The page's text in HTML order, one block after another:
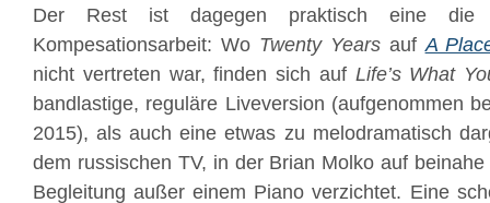
Der Rest ist dagegen praktisch eine die
Kompesationsarbeit: Wo Twenty YearsaufA
nicht vertreten war, finden sich auf Life’s What
bandlastige, reguläre Liveversion (aufgenommen
2015), als auch eine etwas zu melodramatisch
dem russischen TV, in der Brian Molko auf
Begleitung außer einem Piano verzichtet. Eine